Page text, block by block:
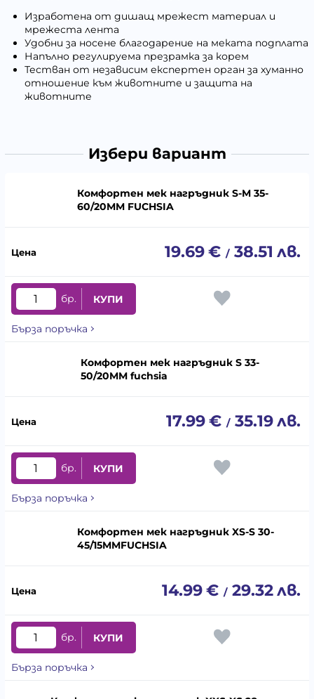
Изработена от дишащ мрежест материал и
мрежеста лента
Удобни за носене благодарение на меката подплата
Напълно регулируема презрамка за корем
Тестван от независим експертен орган за хуманно
отношение към животните и защита на
животните
Избери вариант
Комфортен мек нагръдник S-M 35-
60/20MM FUCHSIA
19.69€ / 38.51 лв.
бр. КУПИ
Бърза поръчка
Комфортен мек нагръдник S 33-
50/20MM fuchsia
17.99€ / 35.19лв.
бр. КУПИ
Бърза поръчка
Комфортен мек нагръдник XS-S 30-
45/15MMFUCHSIA
14.99€ / 29.32лв.
бр. КУПИ
Бърза поръчка